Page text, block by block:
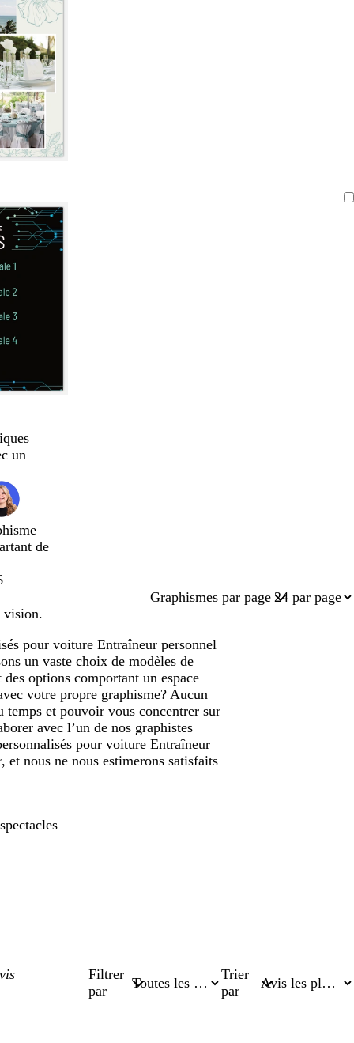
un
de
Graphismes par page
vision.
pour voiture Entraîneur personnel
un vaste choix de modèles de
options comportant un espace
votre propre graphisme? Aucun
temps et pouvoir vous concentrer sur
avec l’un de nos graphistes
pour voiture Entraîneur
et nous ne nous estimerons satisfaits
Filtrer
par
Trier
par